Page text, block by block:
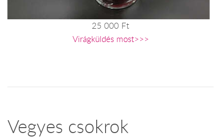
25 000 Ft
Virágküldés most>>>
Vegyes csokrok